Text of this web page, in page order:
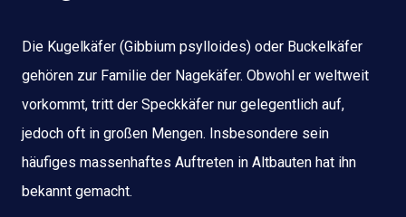
Die Kugelkäfer (Gibbium psylloides) oder Buckelkäfer
gehören zur Familie der Nagekäfer. Obwohl er weltweit
vorkommt, tritt der Speckkäfer nur gelegentlich auf,
jedoch oft in großen Mengen. Insbesondere sein
häufiges massenhaftes Auftreten in Altbauten hat ihn
bekannt gemacht.